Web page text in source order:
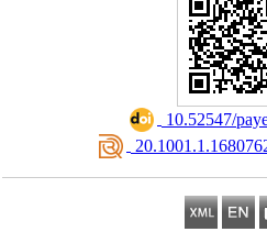
10.52547/